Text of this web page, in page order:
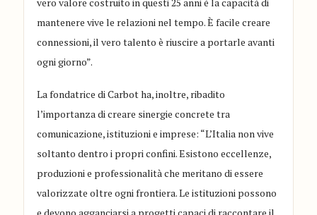
mantenere vive le relazioni nel tempo. È facile creare
connessioni, il vero talento è riuscire a portarle avanti
ogni giorno”.
La fondatrice di Carbot ha, inoltre, ribadito
l’importanza di creare sinergie concrete tra
comunicazione, istituzioni e imprese: “L’Italia non vive
soltanto dentro i propri confini. Esistono eccellenze,
produzioni e professionalità che meritano di essere
valorizzate oltre ogni frontiera. Le istituzioni possono